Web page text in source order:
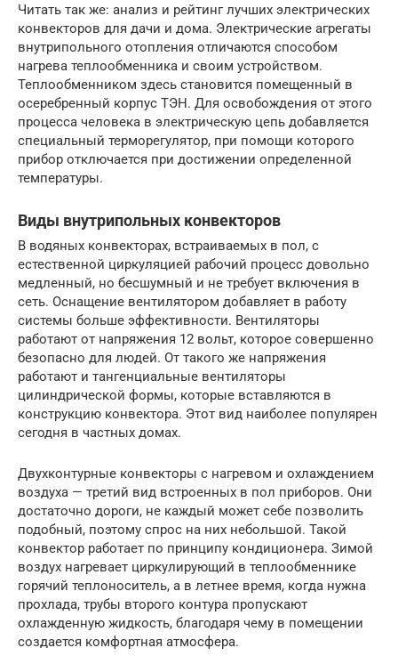
Читать так же: анализ и рейтинг лучших электрических
конвекторов для дачи и дома. Электрические агрегаты
внутрипольного отопления отличаются способом
нагрева теплообменника и своим устройством.
Теплообменником здесь становится помещенный в
осеребренный корпус ТЭН. Для освобождения от этого
процесса человека в электрическую цепь добавляется
специальный терморегулятор, при помощи которого
прибор отключается при достижении определенной
температуры.
Виды внутрипольных конвекторов
В водяных конвекторах, встраиваемых в пол, с
естественной циркуляцией рабочий процесс довольно
медленный, но бесшумный и не требует включения в
сеть. Оснащение вентилятором добавляет в работу
системы больше эффективности. Вентиляторы
работают от напряжения 12 вольт, которое совершенно
безопасно для людей. От такого же напряжения
работают и тангенциальные вентиляторы
цилиндрической формы, которые вставляются в
конструкцию конвектора. Этот вид наиболее популярен
сегодня в частных домах.
Двухконтурные конвекторы с нагревом и охлаждением
воздуха — третий вид встроенных в пол приборов. Они
достаточно дороги, не каждый может себе позволить
подобный, поэтому спрос на них небольшой. Такой
конвектор работает по принципу кондиционера. Зимой
воздух нагревает циркулирующий в теплообменнике
горячий теплоноситель, а в летнее время, когда нужна
прохлада, трубы второго контура пропускают
охлажденную жидкость, благодаря чему в помещении
создается комфортная атмосфера.